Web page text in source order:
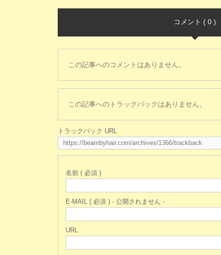
コメント ( 0 )
この記事へのコメントはありません。
この記事へのトラックバックはありません。
トラックバック URL
名前 ( 必須 )
E-MAIL ( 必須 ) - 公開されません -
URL